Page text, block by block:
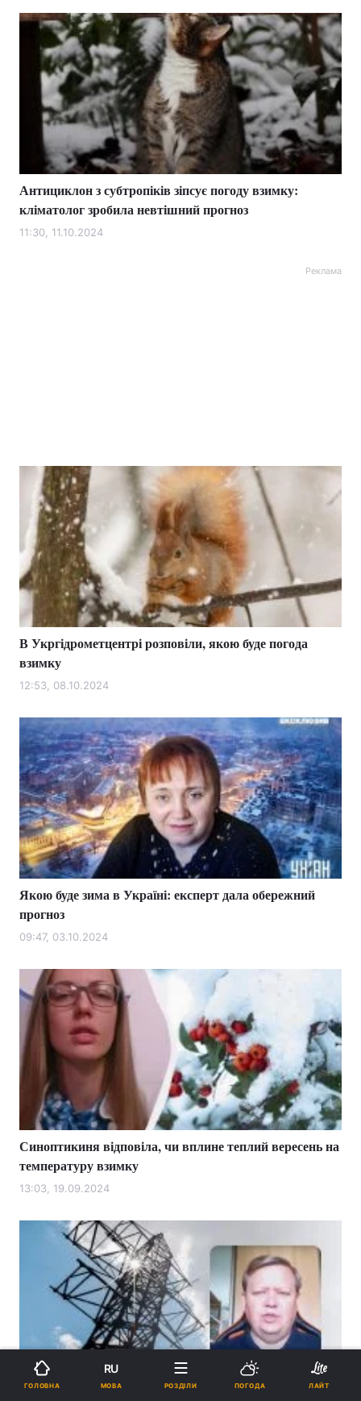
Антициклон з субтропіків зіпсує погоду взимку:
кліматолог зробила невтішний прогноз
11:30, 11.10.2024
Реклама
В Укргідрометцентрі розповіли, якою буде погода
взимку
12:53, 08.10.2024
Якою буде зима в Україні: експерт дала обережний
прогноз
09:47, 03.10.2024
Синоптикиня відповіла, чи вплине теплий вересень на
температуру взимку
13:03, 19.09.2024
ГОЛОВНА
RU
МОВА РОЗДІЛИ ПОГОДА ЛАЙТ